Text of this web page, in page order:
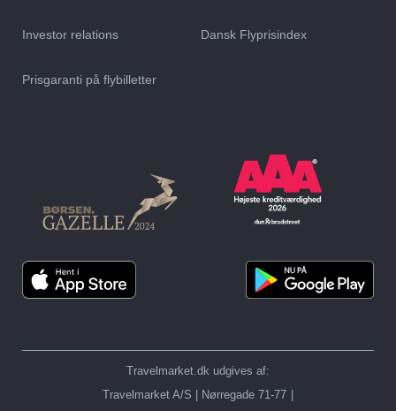
billigste flybilletter
– flyv billigt på juletur til
billigste flypriser
flybilletter på nettet
Investor relations Dansk Flyprisindex
Prisgaranti på flybilletter
Travelmarket.dk udgives af:
Travelmarket A/S | Nørregade 71-77